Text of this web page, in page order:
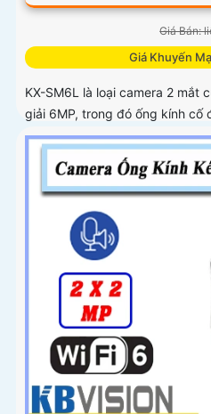
Giá Bán:
Giá Khuyến
KX-SM6L là loại camera 2 mắt
giải 6MP, trong đó ống kính cố
95° và ống kính quay quét